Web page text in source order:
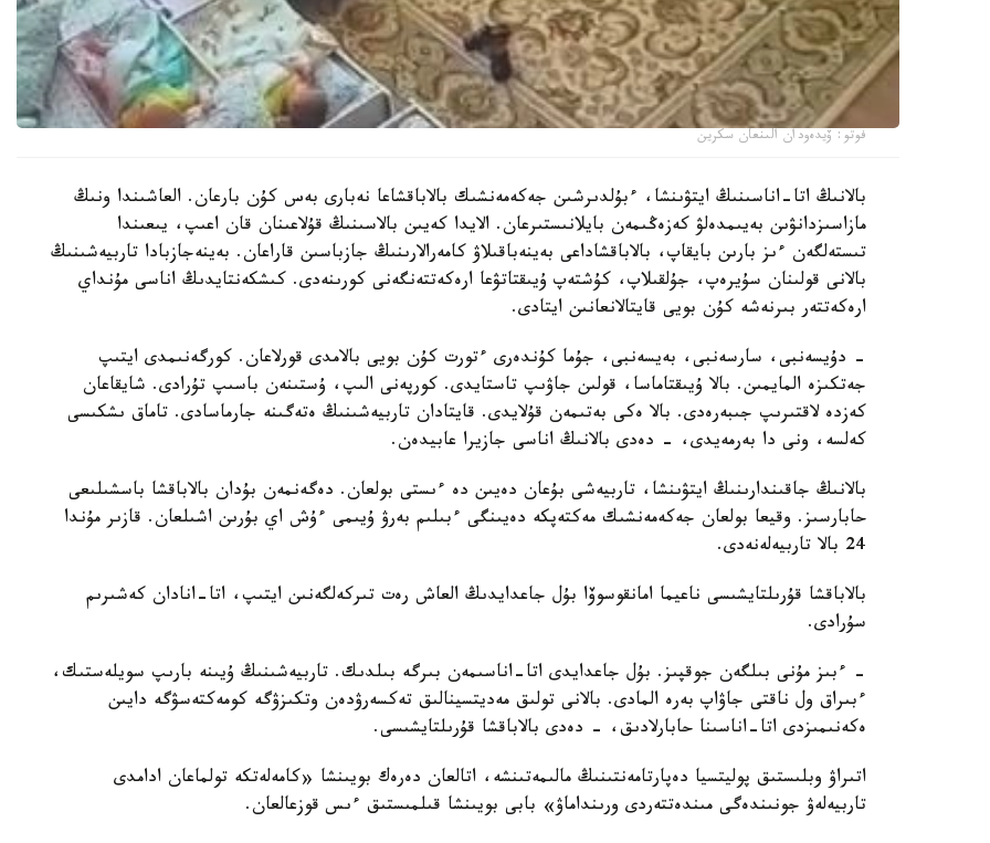
فوتو: ۆيدەودان الىنعان سكرين
بالانىڭ اتا-اناسىنىڭ ايتۋىنشا، ءبۇلدىرشىن جەكەمەنشىك بالاباقشاعا نەبارى بەس كۇن بارعان. العاشىندا ونىڭ
مازاسىزدانۋىن بەيىمدەلۋ كەزەڭىمەن بايلانىستىرعان. الايدا كەيىن بالاسىنىڭ قۇلاعىنان قان اعىپ، يىعىندا
تىستەلگەن ءىز بارىن بايقاپ، بالاباقشاداعى بەينەباقىلاۋ كامەرالارىنىڭ جازباسىن قاراعان. بەينەجازبادا تاربيەشىنىڭ
بالانى قولىنان سۇيرەپ، جۇلقىلاپ، كۇشتەپ ۇيىقتاتۋعا ارەكەتتەنگەنى كورىنەدى. كىشكەنتايدىڭ اناسى مۇنداي
ارەكەتتەر بىرنەشە كۇن بويى قايتالانعانىن ايتادى.
- دۇيسەنبى، سارسەنبى، بەيسەنبى، جۇما كۇندەرى ءتورت كۇن بويى بالامدى قورلاعان. كورگەنىمدى ايتىپ
جەتكىزە المايمىن. بالا ۇيىقتاماسا، قولىن جاۋىپ تاستايدى. كورپەنى الىپ، ۇستىنەن باسىپ تۇرادى. شايقاعان
كەزدە لاقتىرىپ جىبەرەدى. بالا ەكى بەتىمەن قۇلايدى. قايتادان تاربيەشىنىڭ ەتەگىنە جارماسادى. تاماق ىشكىسى
كەلسە، ونى دا بەرمەيدى، - دەدى بالانىڭ اناسى جازيرا عابيدەن.
بالانىڭ جاقىندارىنىڭ ايتۋىنشا، تاربيەشى بۇعان دەيىن دە ءىستى بولعان. دەگەنمەن بۇدان بالاباقشا باسشىلىعى
حابارسىز. وقيعا بولعان جەكەمەنشىك مەكتەپكە دەيىنگى ءبىلىم بەرۋ ۇيىمى ءۇش اي بۇرىن اشىلعان. قازىر مۇندا
24 بالا تاربيەلەنەدى.
بالاباقشا قۇرىلتايشىسى ناعيما امانقوسوۆا بۇل جاعدايدىڭ العاش رەت تىركەلگەنىن ايتىپ، اتا-انادان كەشىرىم
سۇرادى.
- ءبىز مۇنى بىلگەن جوقپىز. بۇل جاعدايدى اتا-اناسىمەن بىرگە بىلدىك. تاربيەشىنىڭ ۇيىنە بارىپ سويلەستىك،
ءبىراق ول ناقتى جاۋاپ بەرە المادى. بالانى تولىق مەديتسينالىق تەكسەرۋدەن وتكىزۋگە كومەكتەسۋگە دايىن
ەكەنىمىزدى اتا-اناسىنا حابارلادىق، - دەدى بالاباقشا قۇرىلتايشىسى.
اتىراۋ وبلىستىق پوليتسيا دەپارتامەنتىنىڭ مالىمەتىنشە، اتالعان دەرەك بويىنشا «كامەلەتكە تولماعان ادامدى
تاربيەلەۋ جونىندەگى مىندەتتەردى ورىنداماۋ» بابى بويىنشا قىلمىستىق ءىس قوزعالعان.